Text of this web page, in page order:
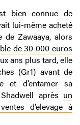
bien connue de
lui-même acheté
de Zawaaya, alors
de 30 000 euros
ans plus tard, elle
(Gr1) avant de
et d’entamer sa
après un
d’elevage à